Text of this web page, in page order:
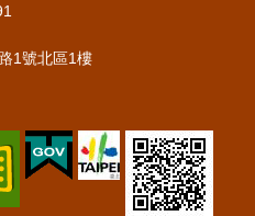
1號北區1樓